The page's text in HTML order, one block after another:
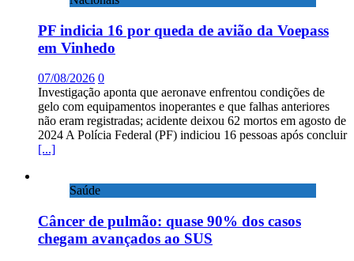
PF indicia 16 por queda de avião da Voepass
em Vinhedo
07/08/2026 0
Investigação aponta que aeronave enfrentou condições de
gelo com equipamentos inoperantes e que falhas anteriores
não eram registradas; acidente deixou 62 mortos em agosto de
2024 A Polícia Federal (PF) indiciou 16 pessoas após concluir
[...]
Saúde
Câncer de pulmão: quase 90% dos casos
chegam avançados ao SUS